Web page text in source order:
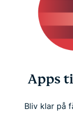
Apps
Bliv klar på